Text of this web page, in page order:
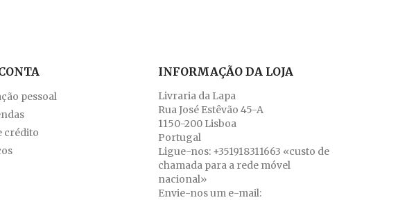
pessoal
crédito
INFORMAÇÃO DA LOJA
Livraria da Lapa
Rua José Estêvão 45-A
1150-200 Lisboa
Portugal
Ligue-nos: +351918311663 «custo de
chamada para a rede móvel
nacional»
Envie-nos um e-mail: